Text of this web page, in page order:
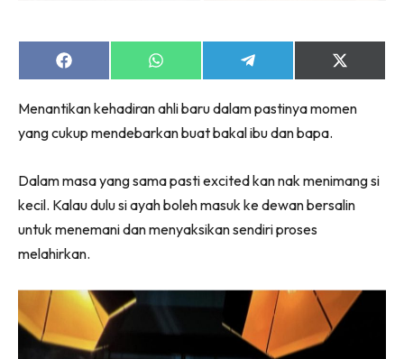
Share
on
Share
on
Share
on
Share
on
(Twitter)
Menantikan kehadiran ahli baru dalam pastinya momen
yang cukup mendebarkan buat bakal ibu dan bapa.
Dalam masa yang sama pasti excited kan nak menimang si
kecil. Kalau dulu si ayah boleh masuk ke dewan bersalin
untuk menemani dan menyaksikan sendiri proses
melahirkan.